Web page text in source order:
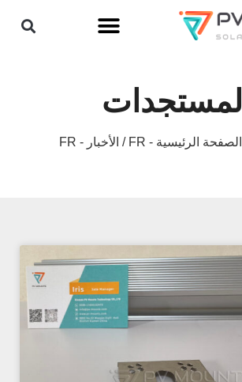
المستجدات
الصفحة الرئيسية - FR / الأخبار - FR